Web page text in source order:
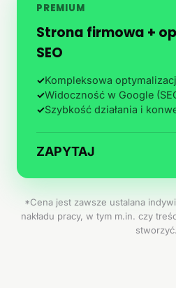
PREMIUM
Strona firmowa +
SEO
✓Kompleksowa
✓Widoczność w Google
✓Szybkość działania i
ZAPYTAJ
*Cena jest zawsze ustalana
nakładu pracy, w tym m.in. czy
stworzyć.